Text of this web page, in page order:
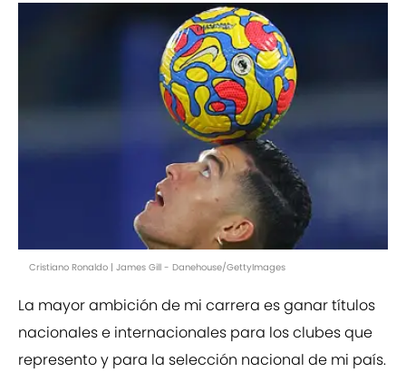
Cristiano Ronaldo | James Gill - Danehouse/GettyImages
La mayor ambición de mi carrera es ganar títulos
nacionales e internacionales para los clubes que
represento y para la selección nacional de mi país.